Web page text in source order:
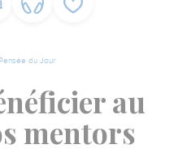
du Jour
au
mentors